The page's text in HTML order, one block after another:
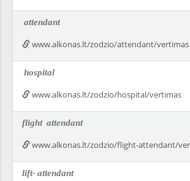
attendant
www.alkonas.lt/zodzio/attendant/vertimas
hospital
www.alkonas.lt/zodzio/hospital/vertimas
flight attendant
www.alkonas.lt/zodzio/flight-attendant/
lift-attendant